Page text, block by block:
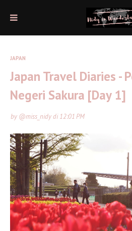
JAPAN
Japan Travel Diaries -
Negeri Sakura [Day 1]
by @miss_nidydi12:01 PM